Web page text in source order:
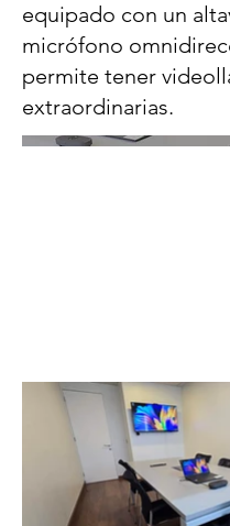
equipado con un
micrófono
permite tener
extraordinarias.